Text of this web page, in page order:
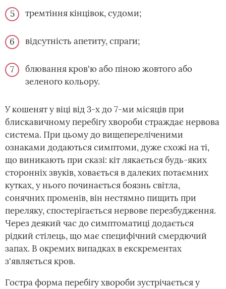
тремтіння кінцівок, судоми;
відсутність апетиту, спраги;
блювання кров'ю або піною жовтого або
зеленого кольору.
У кошенят у віці від 3-х до 7-ми місяців при
блискавичному перебігу хвороби страждає нервова
система. При цьому до вищепереліченими
ознаками додаються симптоми, дуже схожі на ті,
що виникають при сказі: кіт лякається будь-яких
сторонніх звуків, ховається в далеких потаємних
кутках, у нього починається боязнь світла,
сонячних променів, він нестямно пищить при
переляку, спостерігається нервове перезбудження.
Через деякий час до симптоматиці додається
рідкий стілець, що має специфічний смердючий
запах. В окремих випадках в екскрементах
з'являється кров.
Гостра форма перебігу хвороби зустрічається у